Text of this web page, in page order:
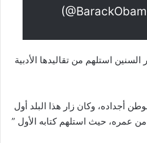
السنين استلهم من تقاليدها الأدبية
أجداده، وكان زار هذا البلد أول
عمره، حيث استلهم كتابه الأول ”